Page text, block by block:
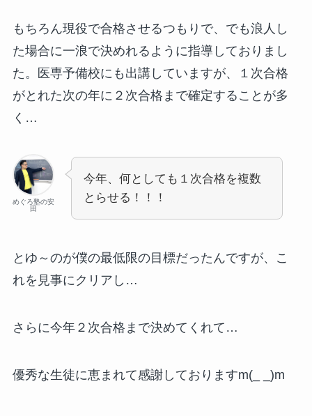
もちろん現役で合格させるつもりで、でも浪人し
た場合に一浪で決めれるように指導しておりまし
た。医専予備校にも出講していますが、１次合格
がとれた次の年に２次合格まで確定することが多
く…
めぐろ塾の安
田
今年、何としても１次合格を複数
とらせる！！！
とゆ～のが僕の最低限の目標だったんですが、こ
れを見事にクリアし…
さらに今年２次合格まで決めてくれて…
優秀な生徒に恵まれて感謝しておりますm(_ _)m